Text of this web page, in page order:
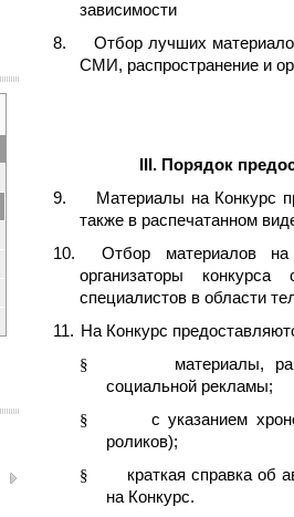
зависимости
8.
Отбор лучших
СМИ, распространение и
. Порядок
9.
Материалы на Конкурс
также в распечатанном
10.
Отбор материалов
организаторы конкурса
специалистов в области
11. На Конкурс
§
материалы,
социальной рекламы;
§
с указанием
роликов);
§
краткая справка об
на Конкурс.